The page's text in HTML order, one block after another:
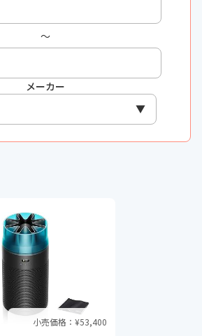
〜
メーカー
小売価格：¥53,400